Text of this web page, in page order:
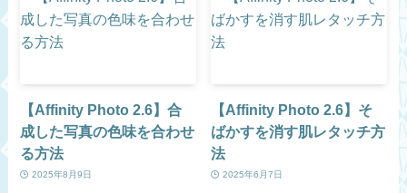
【Affinity Photo 2.6】合
成した写真の色味を合わせ
る方法
2025年8月9日
【Affinity Photo 2.6】そ
ばかすを消す肌レタッチ方
法
2025年6月7日